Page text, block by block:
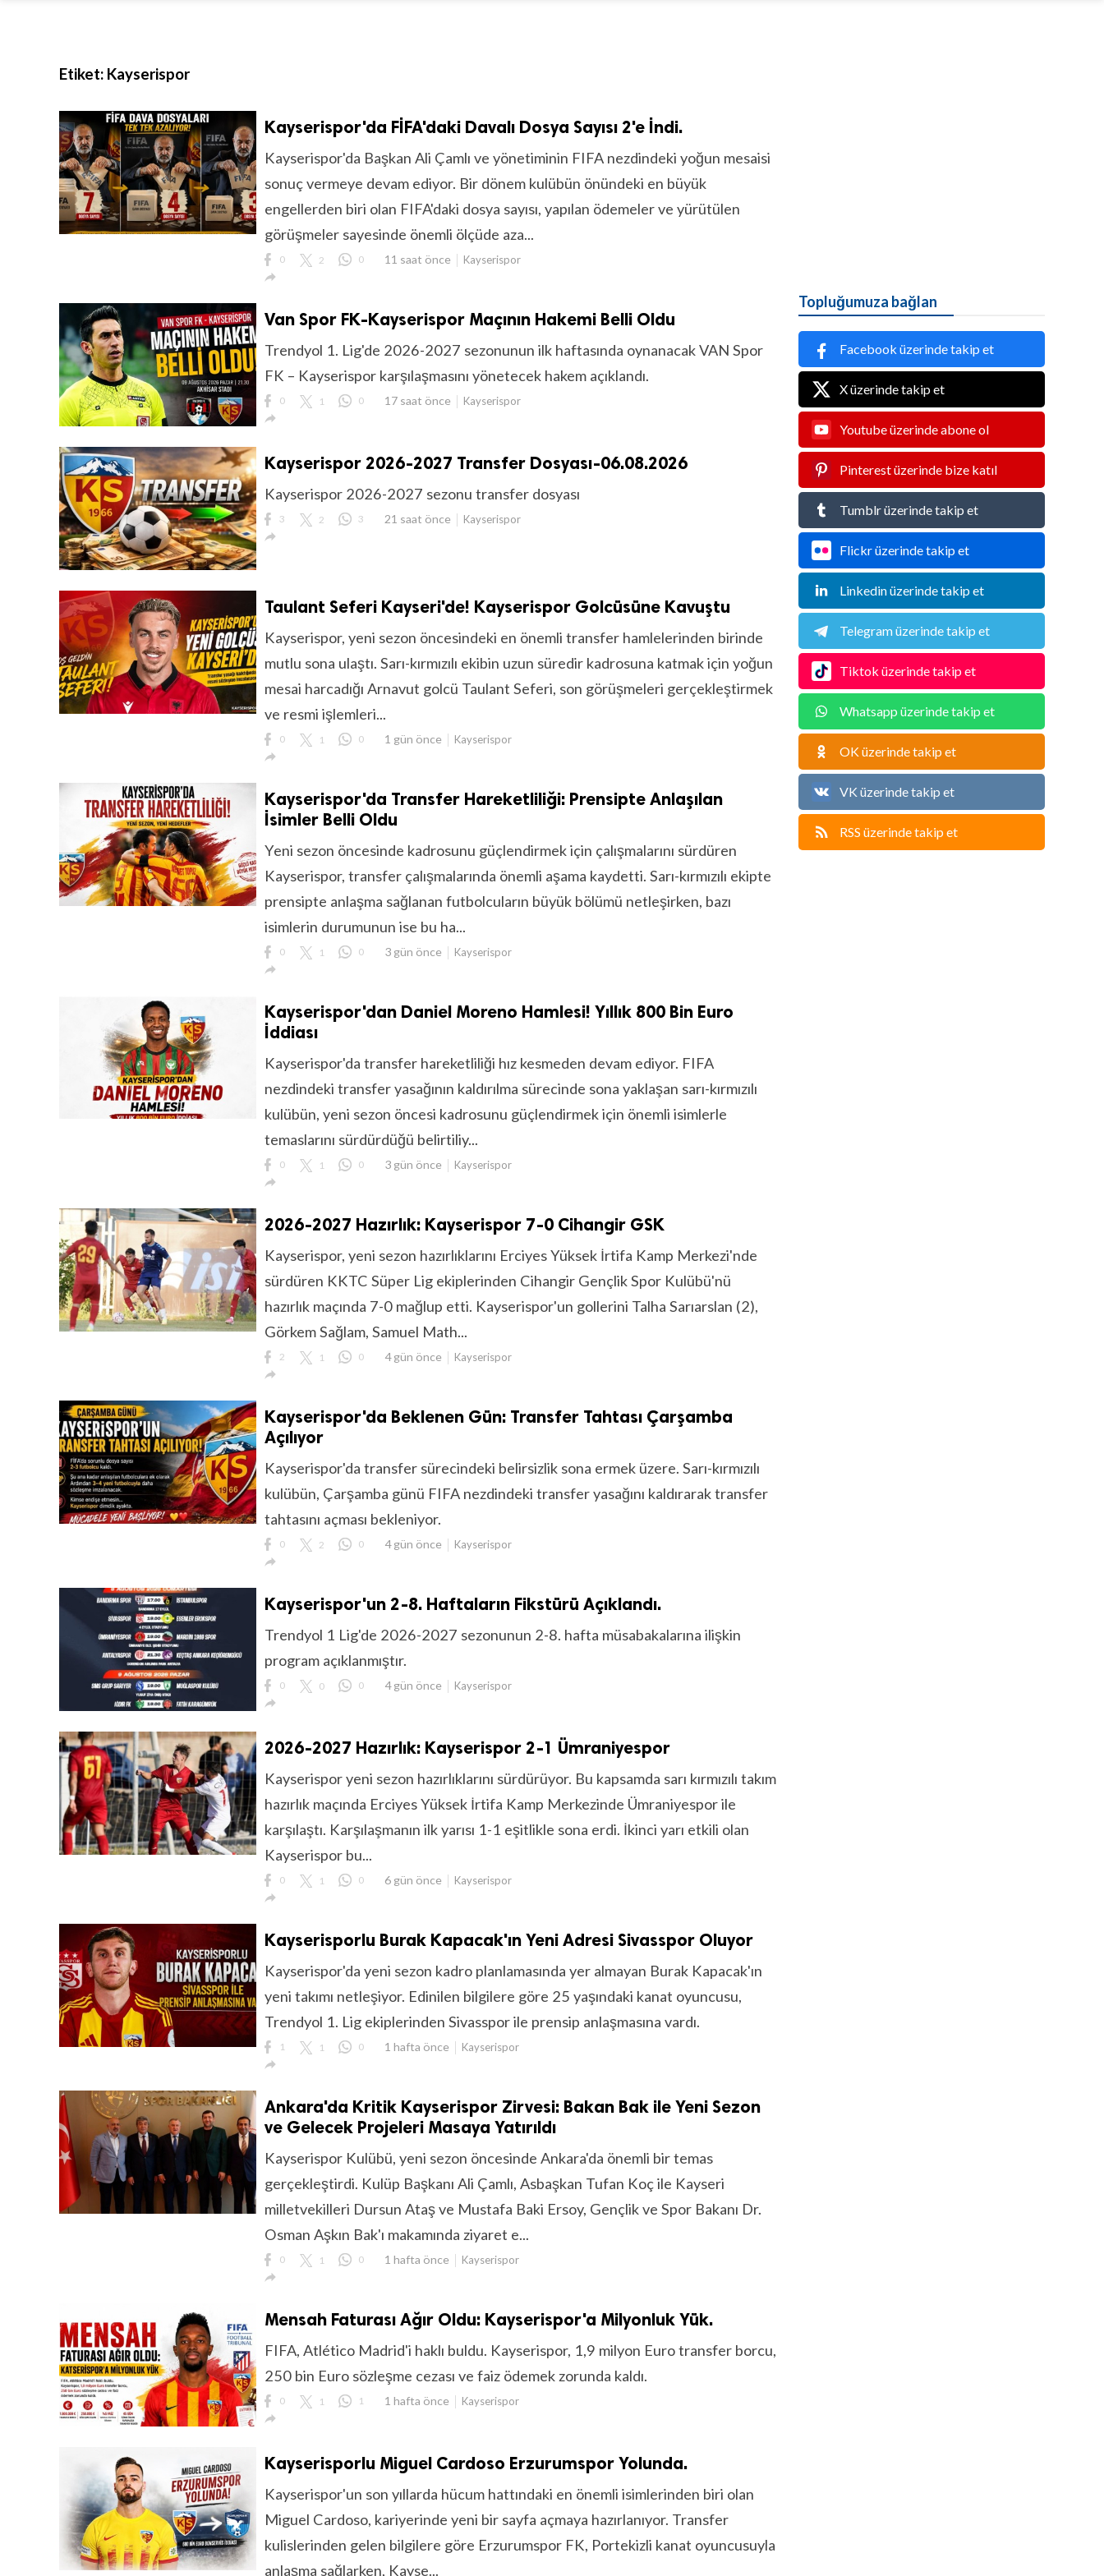
Etiket: Kayserispor
Kayserispor'da FİFA'daki Davalı Dosya Sayısı 2'e İndi.
Kayserispor'da Başkan Ali Çamlı ve yönetiminin FIFA nezdindeki yoğun mesaisi
sonuç vermeye devam ediyor. Bir dönem kulübün önündeki en büyük
engellerden biri olan FIFA'daki dosya sayısı, yapılan ödemeler ve yürütülen
görüşmeler sayesinde önemli ölçüde aza...
0 2 0 11 saat önce Kayserispor

Van Spor FK-Kayserispor Maçının Hakemi Belli Oldu
Trendyol 1. Lig'de 2026-2027 sezonunun ilk haftasında oynanacak VAN Spor
FK – Kayserispor karşılaşmasını yönetecek hakem açıklandı.
0 1 0 17 saat önce Kayserispor

Kayserispor 2026-2027 Transfer Dosyası-06.08.2026
Kayserispor 2026-2027 sezonu transfer dosyası
3 2 3 21 saat önce Kayserispor

Taulant Seferi Kayseri'de! Kayserispor Golcüsüne Kavuştu
Kayserispor, yeni sezon öncesindeki en önemli transfer hamlelerinden birinde
mutlu sona ulaştı. Sarı-kırmızılı ekibin uzun süredir kadrosuna katmak için yoğun
mesai harcadığı Arnavut golcü Taulant Seferi, son görüşmeleri gerçekleştirmek
ve resmi işlemleri...
0 1 0 1 gün önce Kayserispor

Kayserispor'da Transfer Hareketliliği: Prensipte Anlaşılan
İsimler Belli Oldu
Yeni sezon öncesinde kadrosunu güçlendirmek için çalışmalarını sürdüren
Kayserispor, transfer çalışmalarında önemli aşama kaydetti. Sarı-kırmızılı ekipte
prensipte anlaşma sağlanan futbolcuların büyük bölümü netleşirken, bazı
isimlerin durumunun ise bu ha...
0 1 0 3 gün önce Kayserispor

Kayserispor'dan Daniel Moreno Hamlesi! Yıllık 800 Bin Euro
İddiası
Kayserispor'da transfer hareketliliği hız kesmeden devam ediyor. FIFA
nezdindeki transfer yasağının kaldırılma sürecinde sona yaklaşan sarı-kırmızılı
kulübün, yeni sezon öncesi kadrosunu güçlendirmek için önemli isimlerle
temaslarını sürdürdüğü belirtiliy...
0 1 0 3 gün önce Kayserispor

2026-2027 Hazırlık: Kayserispor 7-0 Cihangir GSK
Kayserispor, yeni sezon hazırlıklarını Erciyes Yüksek İrtifa Kamp Merkezi'nde
sürdüren KKTC Süper Lig ekiplerinden Cihangir Gençlik Spor Kulübü'nü
hazırlık maçında 7-0 mağlup etti. Kayserispor'un gollerini Talha Sarıarslan (2),
Görkem Sağlam, Samuel Math...
2 1 0 4 gün önce Kayserispor

Kayserispor'da Beklenen Gün: Transfer Tahtası Çarşamba
Açılıyor
Kayserispor'da transfer sürecindeki belirsizlik sona ermek üzere. Sarı-kırmızılı
kulübün, Çarşamba günü FIFA nezdindeki transfer yasağını kaldırarak transfer
tahtasını açması bekleniyor.
0 2 0 4 gün önce Kayserispor

Kayserispor'un 2-8. Haftaların Fikstürü Açıklandı.
Trendyol 1 Lig'de 2026-2027 sezonunun 2-8. hafta müsabakalarına ilişkin
program açıklanmıştır.
0 0 0 4 gün önce Kayserispor

2026-2027 Hazırlık: Kayserispor 2-1 Ümraniyespor
Kayserispor yeni sezon hazırlıklarını sürdürüyor. Bu kapsamda sarı kırmızılı takım
hazırlık maçında Erciyes Yüksek İrtifa Kamp Merkezinde Ümraniyespor ile
karşılaştı. Karşılaşmanın ilk yarısı 1-1 eşitlikle sona erdi. İkinci yarı etkili olan
Kayserispor bu...
0 1 0 6 gün önce Kayserispor

Kayserisporlu Burak Kapacak'ın Yeni Adresi Sivasspor Oluyor
Kayserispor'da yeni sezon kadro planlamasında yer almayan Burak Kapacak'ın
yeni takımı netleşiyor. Edinilen bilgilere göre 25 yaşındaki kanat oyuncusu,
Trendyol 1. Lig ekiplerinden Sivasspor ile prensip anlaşmasına vardı.
1 1 0 1 hafta önce Kayserispor

Ankara'da Kritik Kayserispor Zirvesi: Bakan Bak ile Yeni Sezon
ve Gelecek Projeleri Masaya Yatırıldı
Kayserispor Kulübü, yeni sezon öncesinde Ankara'da önemli bir temas
gerçekleştirdi. Kulüp Başkanı Ali Çamlı, Asbaşkan Tufan Koç ile Kayseri
milletvekilleri Dursun Ataş ve Mustafa Baki Ersoy, Gençlik ve Spor Bakanı Dr.
Osman Aşkın Bak'ı makamında ziyaret e...
0 1 0 1 hafta önce Kayserispor

Mensah Faturası Ağır Oldu: Kayserispor'a Milyonluk Yük.
FIFA, Atlético Madrid'i haklı buldu. Kayserispor, 1,9 milyon Euro transfer borcu,
250 bin Euro sözleşme cezası ve faiz ödemek zorunda kaldı.
0 1 1 1 hafta önce Kayserispor

Kayserisporlu Miguel Cardoso Erzurumspor Yolunda.
Kayserispor'un son yıllarda hücum hattındaki en önemli isimlerinden biri olan
Miguel Cardoso, kariyerinde yeni bir sayfa açmaya hazırlanıyor. Transfer
kulislerinden gelen bilgilere göre Erzurumspor FK, Portekizli kanat oyuncusuyla
anlaşma sağlarken, Kayse...
Topluğumuza bağlan
Facebook üzerinde takip et
X üzerinde takip et
Youtube üzerinde abone ol
Pinterest üzerinde bize katıl
Tumblr üzerinde takip et
Flickr üzerinde takip et
Linkedin üzerinde takip et
Telegram üzerinde takip et
Tiktok üzerinde takip et
Whatsapp üzerinde takip et
OK üzerinde takip et
VK üzerinde takip et
RSS üzerinde takip et